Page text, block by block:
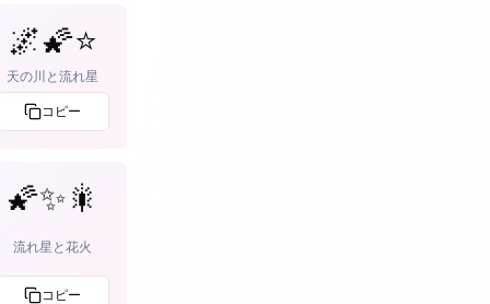
🌌🌠⭐
天の川と流れ星
コピー
🌠✨🎇
流れ星と花火
コピー